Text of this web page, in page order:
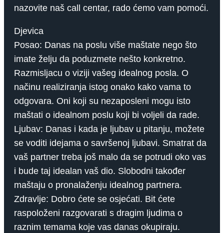
nazovite naš call centar, rado ćemo vam pomoći.
Djevica
Posao: Danas na poslu više maštate nego što
imate želju da poduzmete nešto konkretno.
Razmisljacu o viziji vašeg idealnog posla. O
načinu realiziranja istog onako kako vama to
odgovara. Oni koji su nezaposleni mogu isto
maštati o idealnom poslu koji bi voljeli da rade.
Ljubav: Danas i kada je ljubav u pitanju, možete
se voditi idejama o savršenoj ljubavi. Smatrat da
vaš partner treba još malo da se potrudi oko vas
i bude taj idealan vaš dio. Slobodni također
maštaju o pronalaženju idealnog partnera.
Zdravlje: Dobro ćete se osjećati. Bit ćete
raspoloženi razgovarati s dragim ljudima o
raznim temama koje vas danas okupiraju.